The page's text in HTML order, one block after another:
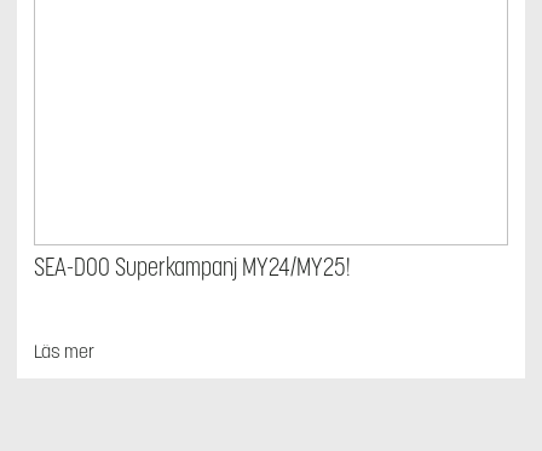
SEA-DOO Superkampanj MY24/MY25!
Läs mer